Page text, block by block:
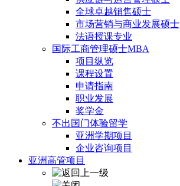
全球卓越销售硕士
市场营销与商业发展硕士
法语授课专业
国际工商管理硕士MBA
项目纵览
课程设置
申请指南
职业发展
奖学金
不出国门体验留学
亚洲学期项目
企业咨询项目
亚洲高管项目